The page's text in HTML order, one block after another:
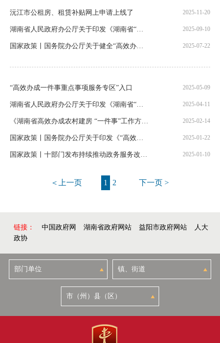
沅江市公租房、租赁补贴网上申请上线了 2025-11-20
湖南省人民政府办公厅关于印发《湖南省“高效办成一件事”2025年度第二批重点事项清单》的通知 2025-09-10
国家政策丨国务院办公厅关于健全“高效办成一件事” 重点事项常态化推进机制的意见 2025-07-22
“高效办成一件事重点事项服务专区”入口 2025-05-09
湖南省人民政府办公厅关于印发《湖南省“高效办成一件事”2025年度第一批重点事项清单》的通知 2025-04-11
《湖南省高效办成农村建房 “一件事”工作方案（试行）》（全文） 2025-02-14
国家政策丨国务院办公厅关于印发《“高效办成一件事”2025年度第一批重点事项清单》的通知 2025-01-22
国家政策丨十部门发布持续推动政务服务改革深化“高效办成一件事”的实施意见 2025-01-10
＜上一页 1 2 下一页 >
链接： 中国政府网 湖南省政府网站 益阳市政府网站
人大
政协